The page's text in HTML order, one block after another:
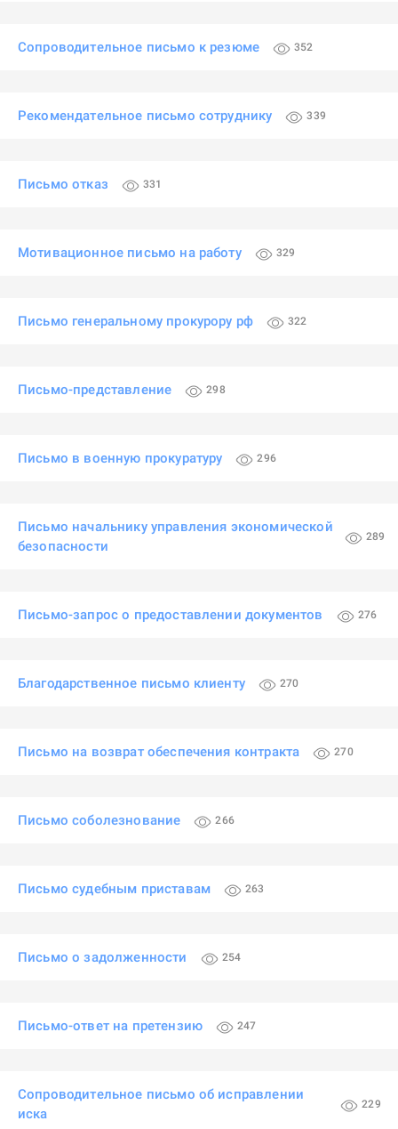
Сопроводительное письмо к резюме 352
Рекомендательное письмо сотруднику 339
Письмо отказ 331
Мотивационное письмо на работу 329
Письмо генеральному прокурору рф 322
Письмо-представление 298
Письмо в военную прокуратуру 296
Письмо начальнику управления экономической
безопасности
289
Письмо-запрос о предоставлении документов 276
Благодарственное письмо клиенту 270
Письмо на возврат обеспечения контракта 270
Письмо соболезнование 266
Письмо судебным приставам 263
Письмо о задолженности 254
Письмо-ответ на претензию 247
Сопроводительное письмо об исправлении
иска
229